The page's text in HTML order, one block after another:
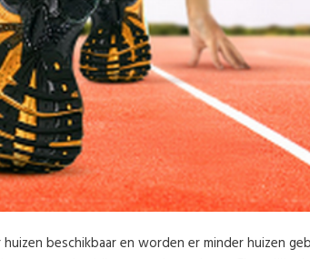
beschikbaar en worden er minder huizen